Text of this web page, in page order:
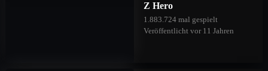
Z Hero
1.883.724 mal gespielt
Veröffentlicht vor 11 Jahren